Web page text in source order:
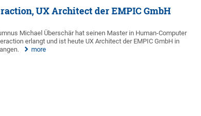
UX Architect der EMPIC GmbH
Michael Überschär hat seinen Master in Human-Computer
erlangt und ist heute UX Architect der EMPIC GmbH in
more